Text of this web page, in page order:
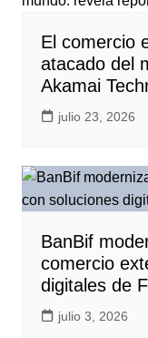
El comercio
atacado del
Akamai
julio 23, 2026
BanBif
comercio
digitales de
julio 3, 2026